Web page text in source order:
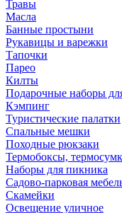
Травы
Масла
Банные простыни
Рукавицы и варежки
Тапочки
Парео
Килты
Подарочные наборы
Кэмпинг
Туристические палатки
Спальные мешки
Походные рюкзаки
Термобоксы,
Наборы для пикника
Садово-парковая
Скамейки
Освещение уличное